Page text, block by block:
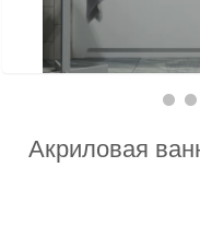
Акриловая